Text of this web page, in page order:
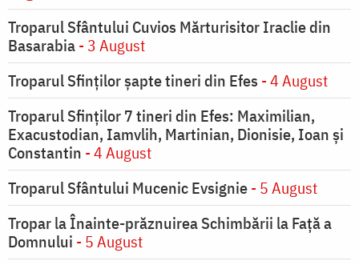
Troparul Sfântului Cuvios Mărturisitor Iraclie din
Basarabia- 3 August
Troparul Sfinţilor şapte tineri din Efes - 4 August
Troparul Sfinţilor 7 tineri din Efes: Maximilian,
Exacustodian, Iamvlih, Martinian, Dionisie, Ioan şi
Constantin - 4 August
Troparul Sfântului Mucenic Evsignie- 5 August
Tropar la Înainte-prăznuirea Schimbării la Faţă a
Domnului - 5 August